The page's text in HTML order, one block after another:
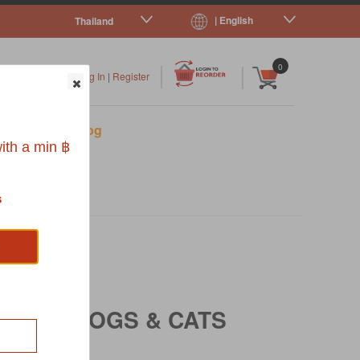
| English
Thailand
0
Log In | Register
Pet Blog
FOR DOGS & CATS
a min ฿